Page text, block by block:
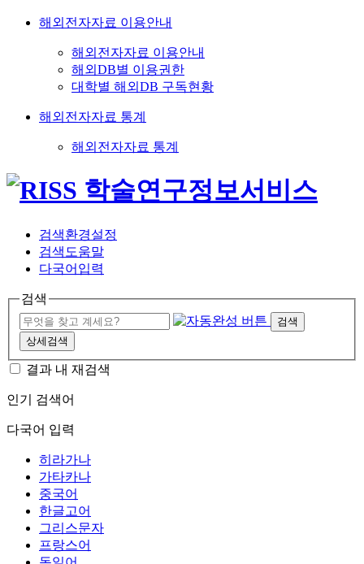
해외전자자료 이용안내
해외전자자료 이용안내
해외DB별 이용권한
대학별 해외DB 구독현황
해외전자자료 통계
해외전자자료 통계
검색환경설정
검색도움말
다국어입력
검색
검색
상세검색
결과 내 재검색
인기 검색어
다국어 입력
히라가나
가타카나
중국어
한글고어
그리스문자
프랑스어